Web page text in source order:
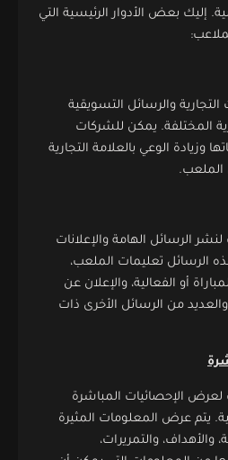
إليك بعض الأدوار الرئيسية التي
والرسائل التسويقية
المختلفة. يمكن للشركات
وزيادة الوعي بالعلامة التجارية
الملعب.
الرسائل الهامة والإعلانات
الرسائل تعليمات الملعب،
أو الفعالية، والإعلان عن
من الرسائل الأخرى ذات
الإحصائيات المباشرة
يتم عرض المعلومات المثيرة
والأهداف، والتمريرات،